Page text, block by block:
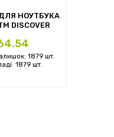
НОУТБУКА
DISCOVER
1879 шт.
1879 шт.